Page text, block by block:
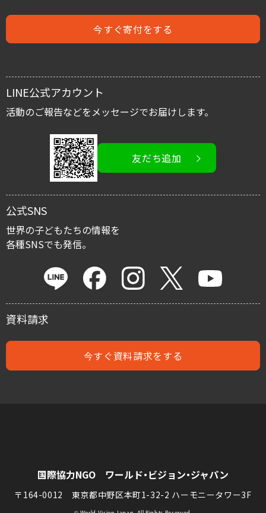
国内子ども支援募金
イベント情報
寄付金控除
マイルストーン・プロジェクト
児童労働と世界の子どもたち
支援者の声
レポート
スタッフブログ
今すぐ寄付をする
LINE公式アカウント
活動のご報告などをメッセージでお届けします。
友だち追加
公式SNS
世界の子どもたちの情報を
各種SNSでも発信。
資料請求
今すぐ資料請求をする
国際協力NGO ワールド・ビジョン・ジャパン
〒164-0012 東京都中野区本町1-32-2 ハーモニータワー3F